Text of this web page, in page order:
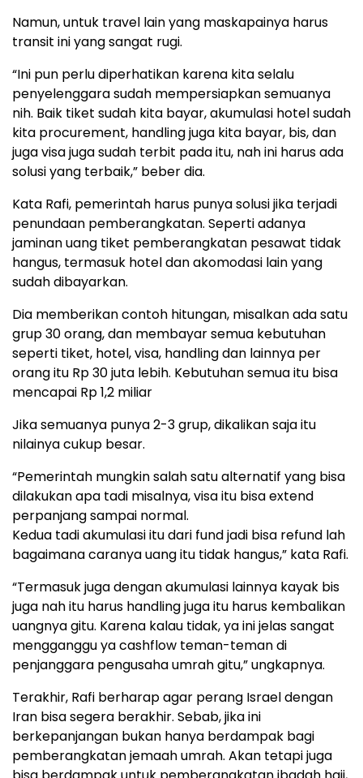
Namun, untuk travel lain yang maskapainya harus
transit ini yang sangat rugi.
“Ini pun perlu diperhatikan karena kita selalu
penyelenggara sudah mempersiapkan semuanya
nih. Baik tiket sudah kita bayar, akumulasi hotel sudah
kita procurement, handling juga kita bayar, bis, dan
juga visa juga sudah terbit pada itu, nah ini harus ada
solusi yang terbaik,” beber dia.
Kata Rafi, pemerintah harus punya solusi jika terjadi
penundaan pemberangkatan. Seperti adanya
jaminan uang tiket pemberangkatan pesawat tidak
hangus, termasuk hotel dan akomodasi lain yang
sudah dibayarkan.
Dia memberikan contoh hitungan, misalkan ada satu
grup 30 orang, dan membayar semua kebutuhan
seperti tiket, hotel, visa, handling dan lainnya per
orang itu Rp 30 juta lebih. Kebutuhan semua itu bisa
mencapai Rp 1,2 miliar
Jika semuanya punya 2-3 grup, dikalikan saja itu
nilainya cukup besar.
“Pemerintah mungkin salah satu alternatif yang bisa
dilakukan apa tadi misalnya, visa itu bisa extend
perpanjang sampai normal.
Kedua tadi akumulasi itu dari fund jadi bisa refund lah
bagaimana caranya uang itu tidak hangus,” kata Rafi.
“Termasuk juga dengan akumulasi lainnya kayak bis
juga nah itu harus handling juga itu harus kembalikan
uangnya gitu. Karena kalau tidak, ya ini jelas sangat
mengganggu ya cashflow teman-teman di
penjanggara pengusaha umrah gitu,” ungkapnya.
Terakhir, Rafi berharap agar perang Israel dengan
Iran bisa segera berakhir. Sebab, jika ini
berkepanjangan bukan hanya berdampak bagi
pemberangkatan jemaah umrah. Akan tetapi juga